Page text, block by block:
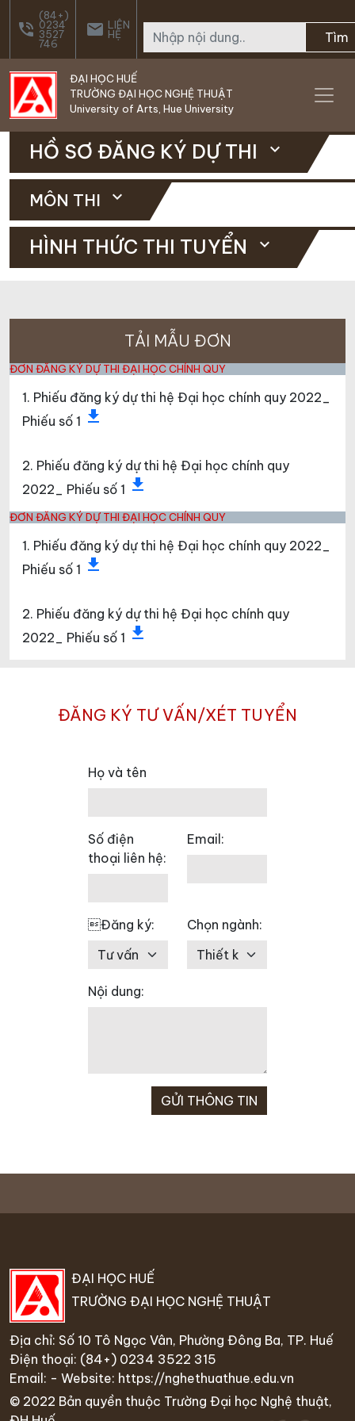
Skip to main content
phone_in_talk
(84+)
0234
3527
746
email LIÊN
HỆ Tìm
ĐẠI HỌC HUẾ
TRƯỜNG ĐẠI HỌC NGHỆ THUẬT
University of Arts, Hue University
HỒ SƠ ĐĂNG KÝ DỰ THI expand_more
MÔN THI expand_more
HÌNH THỨC THI TUYỂN expand_more
TẢI MẪU ĐƠN
ĐƠN ĐĂNG KÝ DỰ THI ĐẠI HỌC CHÍNH QUY
1. Phiếu đăng ký dự thi hệ Đại học chính quy 2022_
Phiếu số 1 file_download
2. Phiếu đăng ký dự thi hệ Đại học chính quy
2022_ Phiếu số 1 file_download
ĐƠN ĐĂNG KÝ DỰ THI ĐẠI HỌC CHÍNH QUY
1. Phiếu đăng ký dự thi hệ Đại học chính quy 2022_
Phiếu số 1 file_download
2. Phiếu đăng ký dự thi hệ Đại học chính quy
2022_ Phiếu số 1 file_download
ĐĂNG KÝ TƯ VẤN/XÉT TUYỂN
Họ và tên
Số điện
thoại liên hệ:
Email:
Đăng ký: Chọn ngành:
Nội dung:
ĐẠI HỌC HUẾ
TRƯỜNG ĐẠI HỌC NGHỆ THUẬT
Địa chỉ: Số 10 Tô Ngọc Vân, Phường Đông Ba, TP. Huế
Điện thoại: (84+) 0234 3522 315
Email: - Website: https://nghethuathue.edu.vn
© 2022 Bản quyền thuộc Trường Đại học Nghệ thuật,